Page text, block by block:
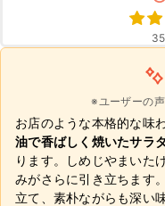
35
※ユーザーの
お店のような本格的な味
油で香ばしく焼いたサラ
ります。しめじやまいた
みがさらに引き立ちます。
立て、素朴ながらも深い